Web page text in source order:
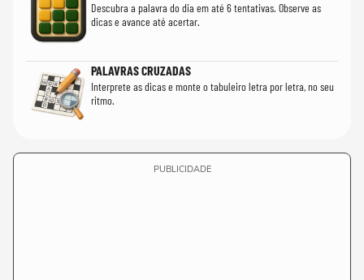
Descubra a palavra do dia em até 6 tentativas. Observe as
dicas e avance até acertar.
PALAVRAS CRUZADAS
Interprete as dicas e monte o tabuleiro letra por letra, no seu
ritmo.
PUBLICIDADE